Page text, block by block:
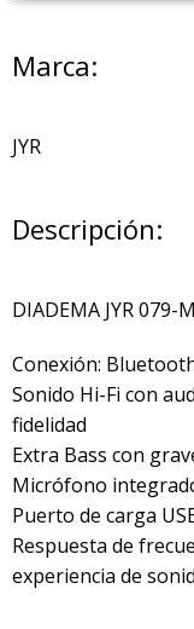
Marca:
JYR
Descripción:
DIADEMA JYR 079-
Conexión:
Sonido Hi-Fi con
fidelidad
Extra Bass con
Micrófono
Puerto de carga
Respuesta de
experiencia de